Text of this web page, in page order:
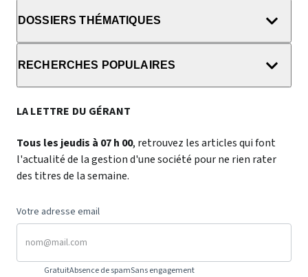
DOSSIERS THÉMATIQUES
RECHERCHES POPULAIRES
LA LETTRE DU GÉRANT
Tous les jeudis à 07 h 00, retrouvez les articles qui font
l'actualité de la gestion d'une société pour ne rien rater
des titres de la semaine.
Votre adresse email
GratuitAbsence de spamSans engagement